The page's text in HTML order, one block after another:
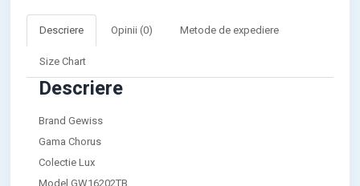
Descriere Opinii (0) Metode de expediere
Size Chart
Descriere
Brand Gewiss
Gama Chorus
Colectie Lux
Model GW16202TB